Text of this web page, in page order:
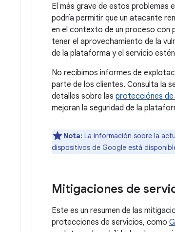
El más grave de estos problemas
podría permitir que un atacante
en el contexto de un proceso con
tener el aprovechamiento de la
de la plataforma y el servicio
No recibimos informes de
parte de los clientes. Consulta la
detalles sobre las protecciónes de
mejoran la seguridad de la
Nota: La información sobre la
dispositivos de Google está
Mitigaciones de
Este es un resumen de las
protecciones de servicios, como